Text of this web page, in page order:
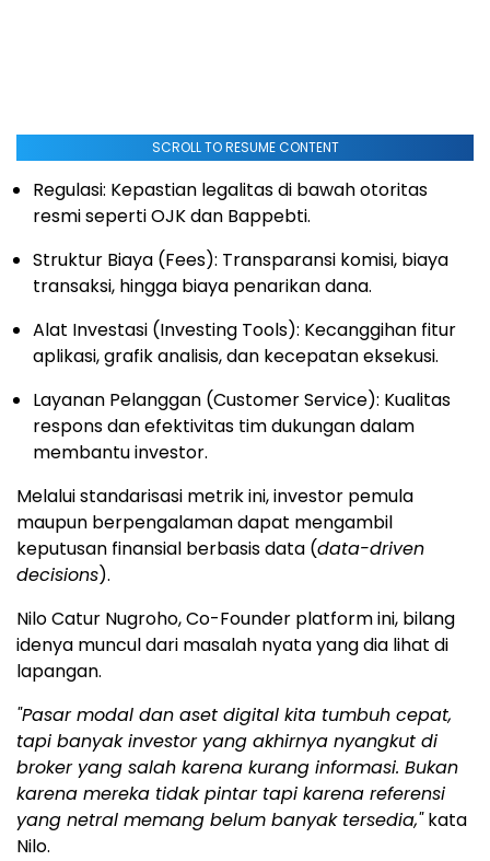
SCROLL TO RESUME CONTENT
Regulasi: Kepastian legalitas di bawah otoritas
resmi seperti OJK dan Bappebti.
Struktur Biaya (Fees): Transparansi komisi, biaya
transaksi, hingga biaya penarikan dana.
Alat Investasi (Investing Tools): Kecanggihan fitur
aplikasi, grafik analisis, dan kecepatan eksekusi.
Layanan Pelanggan (Customer Service): Kualitas
respons dan efektivitas tim dukungan dalam
membantu investor.
Melalui standarisasi metrik ini, investor pemula
maupun berpengalaman dapat mengambil
keputusan finansial berbasis data (data-driven
decisions).
Nilo Catur Nugroho, Co-Founder platform ini, bilang
idenya muncul dari masalah nyata yang dia lihat di
lapangan.
"Pasar modal dan aset digital kita tumbuh cepat,
tapi banyak investor yang akhirnya nyangkut di
broker yang salah karena kurang informasi. Bukan
karena mereka tidak pintar tapi karena referensi
yang netral memang belum banyak tersedia,"kata
Nilo.